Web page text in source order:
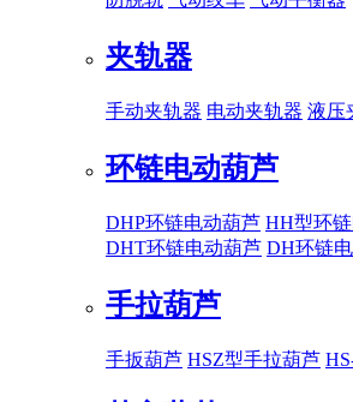
夹轨器
手动夹轨器 电动夹轨器 液压
环链电动葫芦
DHP环链电动葫芦 HH型环
DHT环链电动葫芦 DH环链
手拉葫芦
手扳葫芦 HSZ型手拉葫芦